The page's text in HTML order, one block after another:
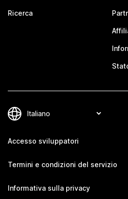
Ricerca
Accesso sviluppatori
Termini e condizioni del servizio
Informativa sulla privacy